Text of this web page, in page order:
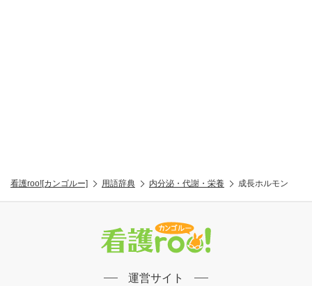
看護roo![カンゴルー] 用語辞典 内分泌・代謝・栄養 成長ホルモン
運営サイト